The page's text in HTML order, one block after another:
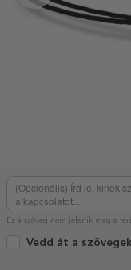
Ez a szöveg nem jelenik meg a
Vedd át a